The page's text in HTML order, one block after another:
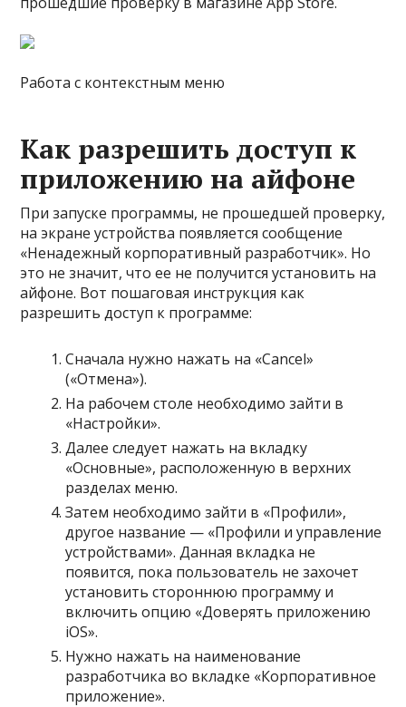
Работа с контекстным меню
Как разрешить доступ к
приложению на айфоне
При запуске программы, не прошедшей проверку,
на экране устройства появляется сообщение
«Ненадежный корпоративный разработчик». Но
это не значит, что ее не получится установить на
айфоне. Вот пошаговая инструкция как
разрешить доступ к программе:
Сначала нужно нажать на «Cancel»
(«Отмена»).
На рабочем столе необходимо зайти в
«Настройки».
Далее следует нажать на вкладку
«Основные», расположенную в верхних
разделах меню.
Затем необходимо зайти в «Профили»,
другое название — «Профили и управление
устройствами». Данная вкладка не
появится, пока пользователь не захочет
установить стороннюю программу и
включить опцию «Доверять приложению
iOS».
Нужно нажать на наименование
разработчика во вкладке «Корпоративное
приложение».